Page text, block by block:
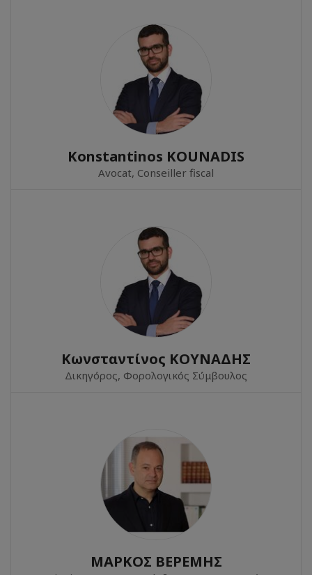
Konstantinos KOUNADIS
Avocat, Conseiller fiscal
Κωνσταντίνος ΚΟΥΝΑΔΗΣ
Δικηγόρος, Φορολογικός Σύμβουλος
ΜΑΡΚΟΣ ΒΕΡΕΜΗΣ